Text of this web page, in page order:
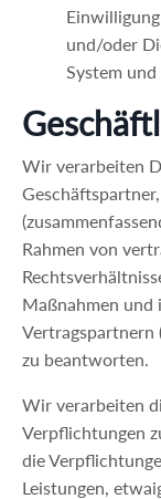
und/oder
System
Wir verarbeiten
Rahmen von
Maßnahmen und
Vertragspartnern
zu beantworten.
Wir verarbeiten
Verpflichtungen
die
Leistungen,